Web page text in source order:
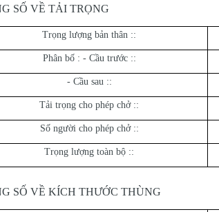
SỐ VỀ TẢI TRỌNG
Trọng lượng bản thân ::
Phân bố : - Cầu trước ::
- Cầu sau ::
Tải trọng cho phép chở ::
Số người cho phép chở ::
Trọng lượng toàn bộ ::
SỐ VỀ KÍCH THƯỚC THÙNG